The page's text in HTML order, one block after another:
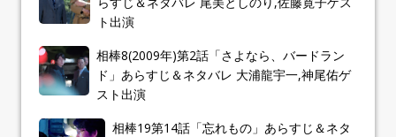
ト出演
相棒8(2009年)第2話「さよなら、バードラン
ド」あらすじ＆ネタバレ 大浦龍宇一,神尾佑ゲ
スト出演
相棒19第14話「忘れもの」あらすじ＆ネタ